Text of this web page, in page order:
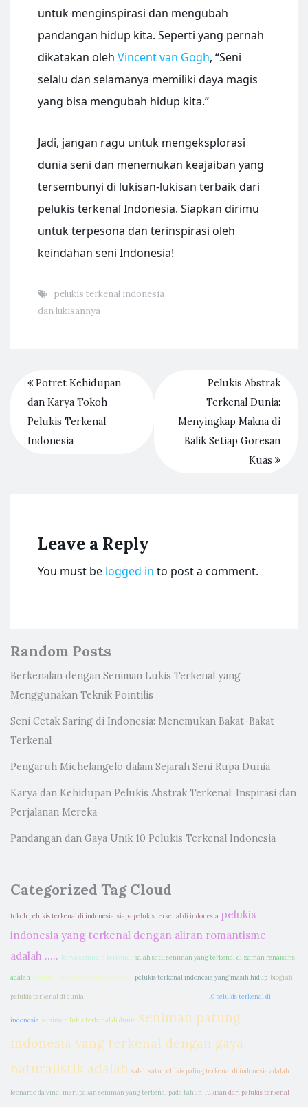
untuk menginspirasi dan mengubah
pandangan hidup kita. Seperti yang pernah
dikatakan oleh Vincent van Gogh, “Seni
selalu dan selamanya memiliki daya magis
yang bisa mengubah hidup kita.”
Jadi, jangan ragu untuk mengeksplorasi
dunia seni dan menemukan keajaiban yang
tersembunyi di lukisan-lukisan terbaik dari
pelukis terkenal Indonesia. Siapkan dirimu
untuk terpesona dan terinspirasi oleh
keindahan seni Indonesia!
pelukis terkenal indonesia
dan lukisannya
Potret Kehidupan
dan Karya Tokoh
Pelukis Terkenal
Indonesia
Pelukis Abstrak
Terkenal Dunia:
Menyingkap Makna di
Balik Setiap Goresan
Kuas
Leave a Reply
You must be logged in to post a comment.
Random Posts
Berkenalan dengan Seniman Lukis Terkenal yang
Menggunakan Teknik Pointilis
Seni Cetak Saring di Indonesia: Menemukan Bakat-Bakat
Terkenal
Pengaruh Michelangelo dalam Sejarah Seni Rupa Dunia
Karya dan Kehidupan Pelukis Abstrak Terkenal: Inspirasi dan
Perjalanan Mereka
Pandangan dan Gaya Unik 10 Pelukis Terkenal Indonesia
Categorized Tag Cloud
tokoh pelukis terkenal di indonesia siapa pelukis terkenal di indonesia pelukis
indonesia yang terkenal dengan aliran romantisme
adalah ..... karya seniman terkenal salah satu seniman yang terkenal di zaman renaisans
adalah seniman indonesia yang terkenal pelukis terkenal indonesia yang masih hidup biografi
pelukis terkenal di dunia 10 pelukis terkenal di
indonesia seniman lukis terkenal di dunia seniman patung
indonesia yang terkenal dengan gaya
naturalistik adalah salah satu pelukis paling terkenal di indonesia adalah
leonardo da vinci merupakan seniman yang terkenal pada tahun lukisan dari pelukis terkenal